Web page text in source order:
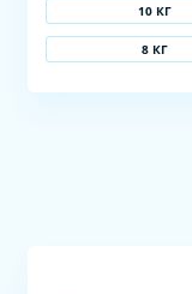
10 КГ
8 КГ